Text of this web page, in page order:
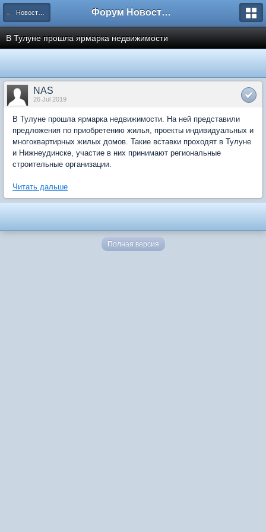
← Новости рынка недвижимости Форум Новостройки
В Тулуне прошла ярмарка недвижимости
NAS
26 Jul 2019
В Тулуне прошла ярмарка недвижимости. На ней представили
предложения по приобретению жилья, проекты индивидуальных и
многоквартирных жилых домов. Такие вставки проходят в Тулуне
и Нижнеудинске, участие в них принимают региональные
строительные организации.
Читать дальше
Полная версия